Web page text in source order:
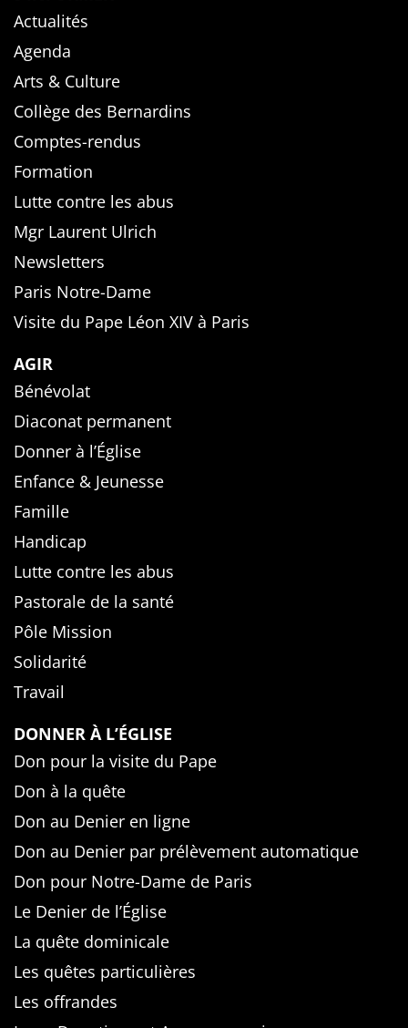
Actualités
Agenda
Arts & Culture
Collège des Bernardins
Comptes-rendus
Formation
Lutte contre les abus
Mgr Laurent Ulrich
Newsletters
Paris Notre-Dame
Visite du Pape Léon XIV à Paris
AGIR
Bénévolat
Diaconat permanent
Donner à l’Église
Enfance & Jeunesse
Famille
Handicap
Lutte contre les abus
Pastorale de la santé
Pôle Mission
Solidarité
Travail
DONNER À L’ÉGLISE
Don pour la visite du Pape
Don à la quête
Don au Denier en ligne
Don au Denier par prélèvement automatique
Don pour Notre-Dame de Paris
Le Denier de l’Église
La quête dominicale
Les quêtes particulières
Les offrandes